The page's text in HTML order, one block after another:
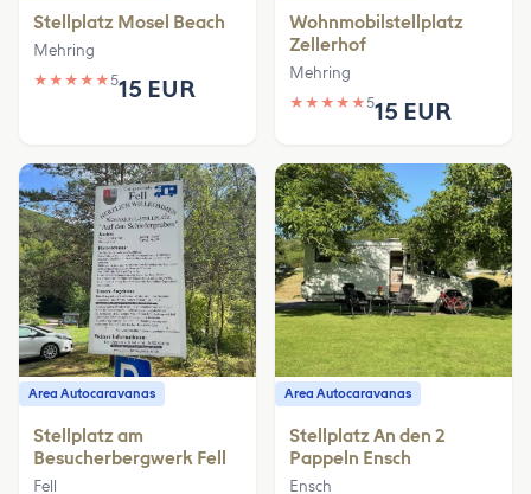
Stellplatz Mosel Beach
Mehring
★ ★ ★ ★ ★515 EUR
Wohnmobilstellplatz
Zellerhof
Mehring
★ ★ ★ ★ ★515 EUR
Area Autocaravanas
Stellplatz am
Besucherbergwerk Fell
Fell
Area Autocaravanas
Stellplatz An den 2
Pappeln Ensch
Ensch